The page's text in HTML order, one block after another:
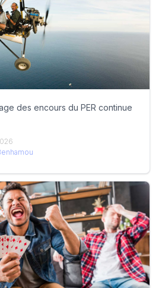
des encours du PER continue